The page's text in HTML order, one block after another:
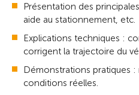
Présentation des
aide au stationnement, etc.
Explications techniques :
corrigent la trajectoire du
Démonstrations pratiques
conditions réelles.